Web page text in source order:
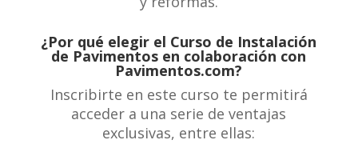
¿Por qué elegir el Curso de Instalación
de Pavimentos en colaboración con
Pavimentos.com?
Inscribirte en este curso te permitirá
acceder a una serie de ventajas
exclusivas, entre ellas: